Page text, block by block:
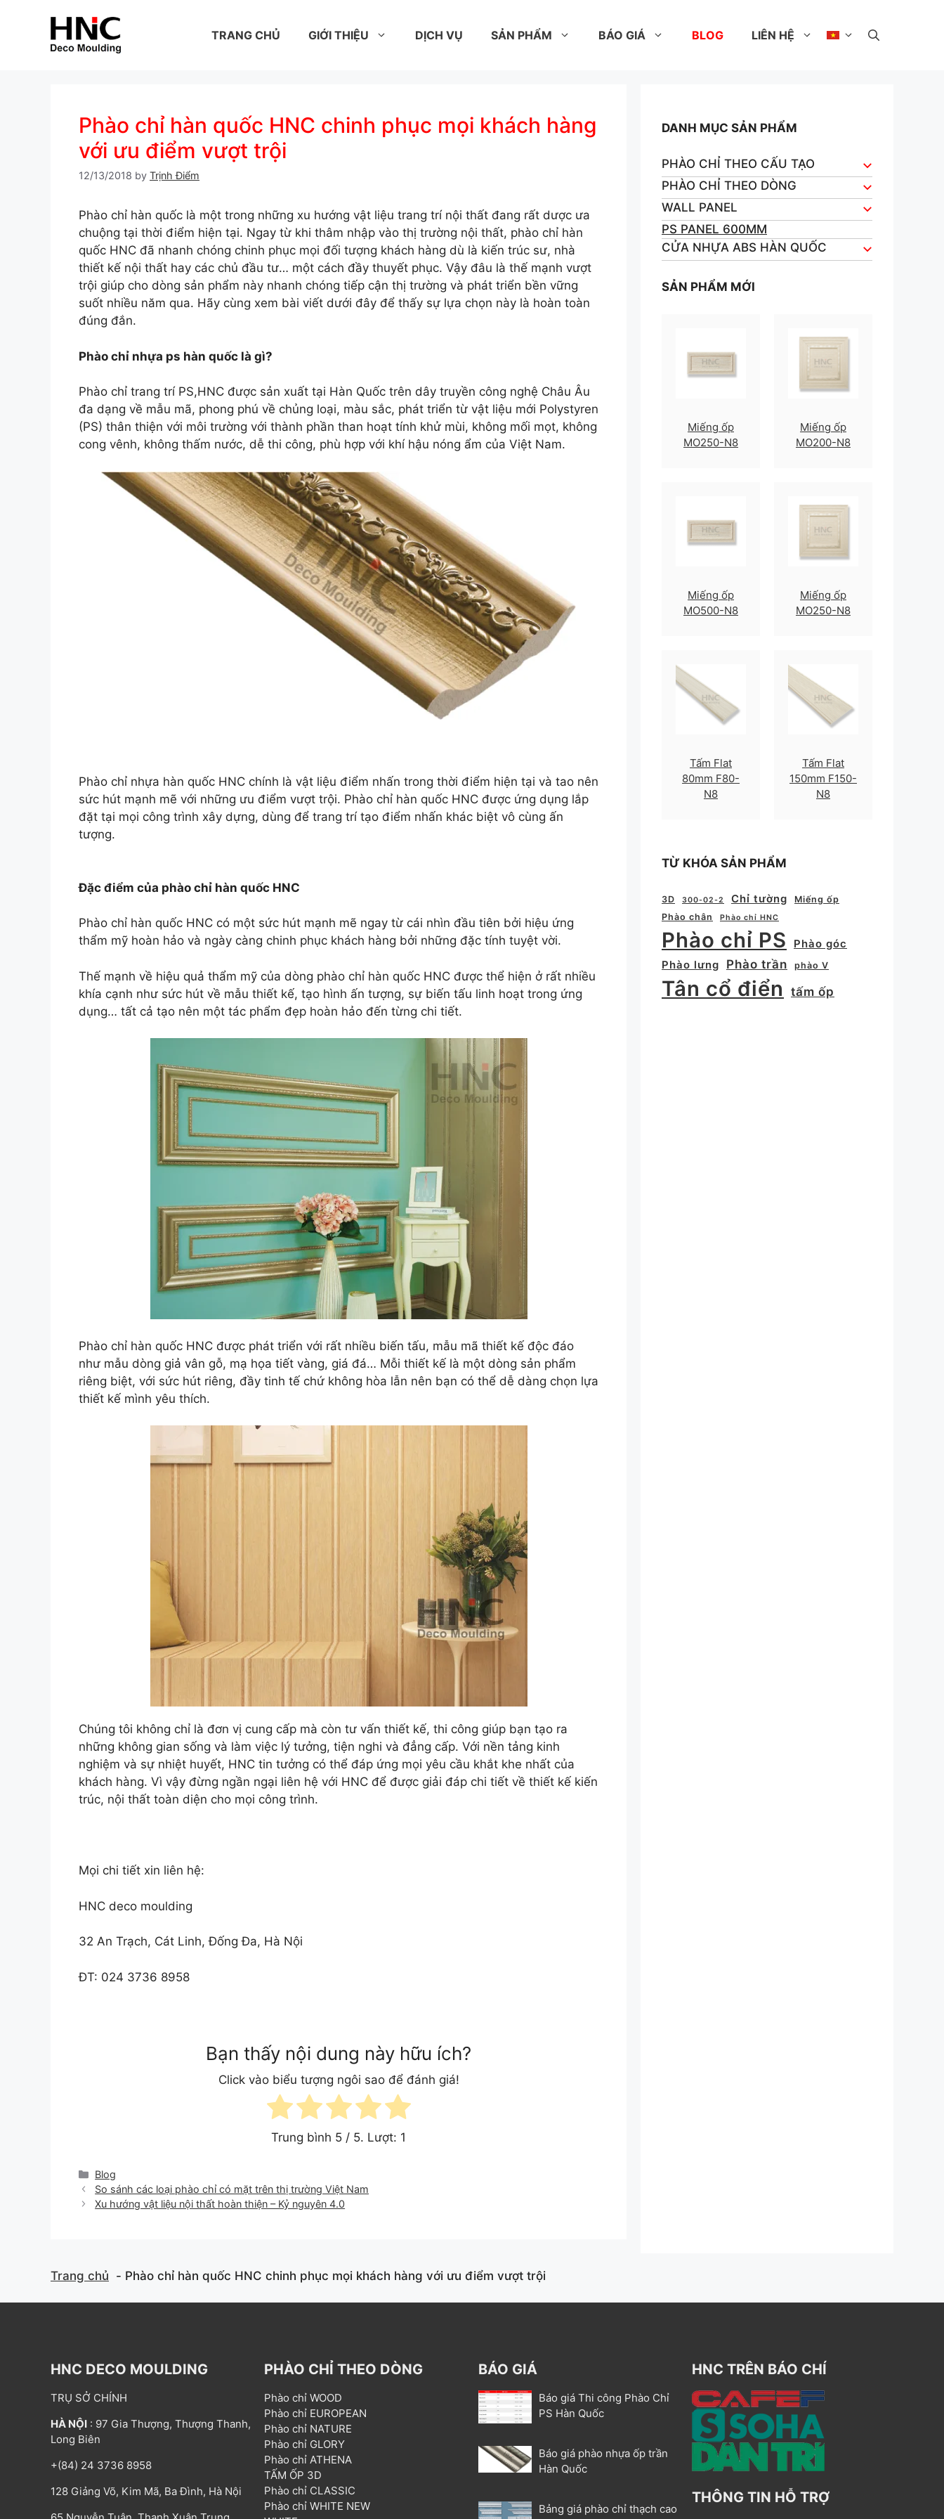
TRANG CHỦ GIỚI THIỆU DỊCH VỤ SẢN PHẨM BÁO GIÁ BLOG LIÊN HỆ
Phào chỉ hàn quốc HNC chinh phục mọi khách hàng
với ưu điểm vượt trội
12/13/2018 by Trịnh Điểm
Phào chỉ hàn quốc là một trong những xu hướng vật liệu trang trí nội thất đang rất dược ưa
chuộng tại thời điểm hiện tại. Ngay từ khi thâm nhập vào thị trường nội thất, phào chỉ hàn
quốc HNC đã nhanh chóng chinh phục mọi đối tượng khách hàng dù là kiến trúc sư, nhà
thiết kế nội thất hay các chủ đầu tư… một cách đầy thuyết phục. Vậy đâu là thế mạnh vượt
trội giúp cho dòng sản phẩm này nhanh chóng tiếp cận thị trường và phát triển bền vững
suốt nhiều năm qua. Hãy cùng xem bài viết dưới đây để thấy sự lựa chọn này là hoàn toàn
đúng đắn.
Phào chỉ nhựa ps hàn quốc là gì?
Phào chỉ trang trí PS,HNC được sản xuất tại Hàn Quốc trên dây truyền công nghệ Châu Âu
đa dạng về mẫu mã, phong phú về chủng loại, màu sắc, phát triển từ vật liệu mới Polystyren
(PS) thân thiện với môi trường với thành phần than hoạt tính khử mùi, không mối mọt, không
cong vênh, không thấm nước, dễ thi công, phù hợp với khí hậu nóng ẩm của Việt Nam.
Phào chỉ nhựa hàn quốc HNC chính là vật liệu điểm nhấn trong thời điểm hiện tại và tao nên
sức hút mạnh mẽ với những ưu điểm vượt trội. Phào chỉ hàn quốc HNC được ứng dụng lắp
đặt tại mọi công trình xây dựng, dùng để trang trí tạo điểm nhấn khác biệt vô cùng ấn
tượng.
Đặc điểm của phào chỉ hàn quốc HNC
Phào chỉ hàn quốc HNC có một sức hút mạnh mẽ ngay từ cái nhìn đầu tiên bởi hiệu ứng
thẩm mỹ hoàn hảo và ngày càng chinh phục khách hàng bởi những đặc tính tuyệt vời.
Thế mạnh về hiệu quả thẩm mỹ của dòng phào chỉ hàn quốc HNC được thể hiện ở rất nhiều
khía cạnh như sức hút về mẫu thiết kế, tạo hình ấn tượng, sự biến tấu linh hoạt trong ứng
dụng… tất cả tạo nên một tác phẩm đẹp hoàn hảo đến từng chi tiết.
Phào chỉ hàn quốc HNC được phát triển với rất nhiều biến tấu, mẫu mã thiết kế độc đáo
như mẫu dòng giả vân gỗ, mạ họa tiết vàng, giá đá… Mỗi thiết kế là một dòng sản phẩm
riêng biệt, với sức hút riêng, đầy tinh tế chứ không hòa lẫn nên bạn có thể dễ dàng chọn lựa
thiết kế mình yêu thích.
Chúng tôi không chỉ là đơn vị cung cấp mà còn tư vấn thiết kế, thi công giúp bạn tạo ra
những không gian sống và làm việc lý tưởng, tiện nghi và đẳng cấp. Với nền tảng kinh
nghiệm và sự nhiệt huyết, HNC tin tưởng có thể đáp ứng mọi yêu cầu khắt khe nhất của
khách hàng. Vì vậy đừng ngần ngại liên hệ với HNC để được giải đáp chi tiết về thiết kế kiến
trúc, nội thất toàn diện cho mọi công trình.
Mọi chi tiết xin liên hệ:
HNC deco moulding
32 An Trạch, Cát Linh, Đống Đa, Hà Nội
ĐT: 024 3736 8958
Bạn thấy nội dung này hữu ích?
Click vào biểu tượng ngôi sao để đánh giá!
Trung bình 5 / 5. Lượt: 1
Categories
Blog
So sánh các loại phào chỉ có mặt trên thị trường Việt Nam
Xu hướng vật liệu nội thất hoàn thiện – Kỷ nguyên 4.0
DANH MỤC SẢN PHẨM
PHÀO CHỈ THEO CẤU TẠO
PHÀO CHỈ THEO DÒNG
WALL PANEL
PS PANEL 600MM
CỬA NHỰA ABS HÀN QUỐC
SẢN PHẨM MỚI
Miếng ốp
MO250-N8
Miếng ốp
MO200-N8
Miếng ốp
MO500-N8
Miếng ốp
MO250-N8
Tấm Flat
80mm F80-
N8
Tấm Flat
150mm F150-
N8
TỪ KHÓA SẢN PHẨM
3D 300-02-2 Chỉ tường
Miếng ốp
Phào chân
Phào chỉ HNC
Phào chỉ PS
Phào góc
Phào lưng
Phào trần phào V
Tân cổ điển tấm ốp
Trang chủ Phào chỉ hàn quốc HNC chinh phục mọi khách hàng với ưu điểm vượt trội
HNC DECO MOULDING
TRỤ SỞ CHÍNH
HÀ NỘI : 97 Gia Thượng, Thượng Thanh,
Long Biên
+(84) 24 3736 8958
128 Giảng Võ, Kim Mã, Ba Đình, Hà Nội
PHÀO CHỈ THEO DÒNG
Phào chỉ WOOD
Phào chỉ EUROPEAN
Phào chỉ NATURE
Phào chỉ GLORY
Phào chỉ ATHENA
TẤM ỐP 3D
Phào chỉ CLASSIC
Phào chỉ WHITE NEW
BÁO GIÁ
Báo giá Thi công Phào Chỉ
PS Hàn Quốc
Báo giá phào nhựa ốp trần
Hàn Quốc
Bảng giá phào chỉ thạch cao
HNC TRÊN BÁO CHÍ
THÔNG TIN HỖ TRỢ